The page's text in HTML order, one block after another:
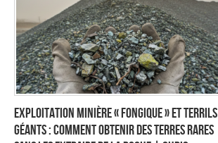
Exploitation minière « fongique » et terrils
géants : comment obtenir des terres rares